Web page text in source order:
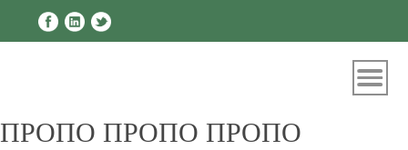
ΠΡΟΠΟ ΠΡΟΠΟ ΠΡΟΠΟ